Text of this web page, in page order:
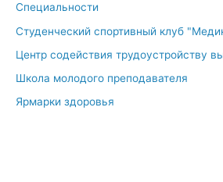
Специальности
Студенческий спортивный клуб
Центр содействия трудоустройству
Школа молодого преподавателя
Ярмарки здоровья